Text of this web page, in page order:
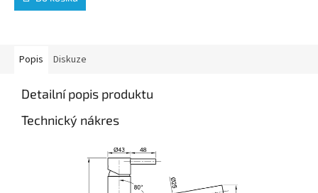
Popis Diskuze
Detailní popis produktu
Technický nákres